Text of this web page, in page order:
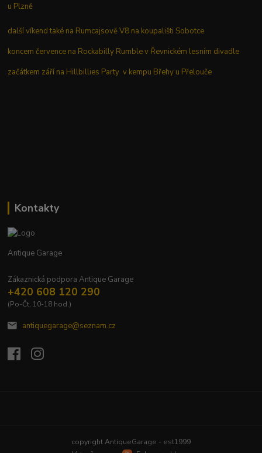
u Plzně
další víkend také na Rumcajsově V8 na koupališti Sobotce
koncem července na Rockabilly Rumble v Řevnickém lesním divadle
začátkem září na Hillbillies Party v kempu Břehy u Přelouče
Kontakty
Antique Garage
Zákaznická podpora Antique Garage
+420 608 120 290
(Po-Čt, 10-18 hod.)
antiquegarage@seznam.cz
copyright AntiqueGarage - est1999